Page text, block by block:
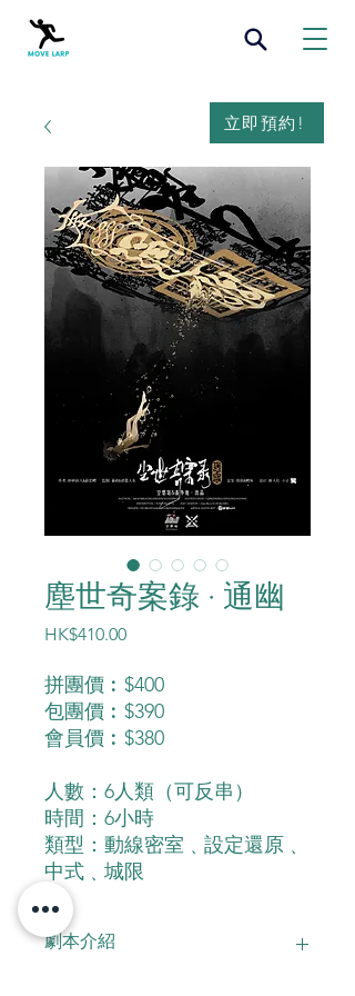
塵世奇案錄 · 通幽
HK$410.00價
拼團價︰$400
包團價︰$390
會員價︰$380
人數：6人類（可反串）
時間：6小時
類型：動線密室﹑設定還原﹑
中式﹑城限
劇本介紹
立即預約!